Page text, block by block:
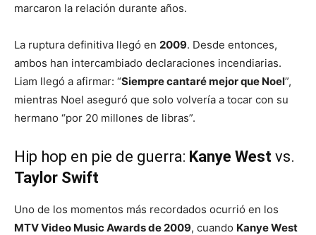
marcaron la relación durante años.
La ruptura definitiva llegó en 2009. Desde entonces,
ambos han intercambiado declaraciones incendiarias.
Liam llegó a afirmar: “Siempre cantaré mejor que Noel”,
mientras Noel aseguró que solo volvería a tocar con su
hermano “por 20 millones de libras”.
Hip hop en pie de guerra: Kanye West vs.
Taylor Swift
Uno de los momentos más recordados ocurrió en los
MTV Video Music Awards de 2009, cuando Kanye West